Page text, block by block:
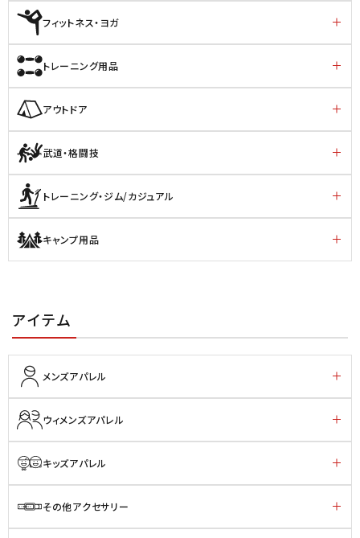
フィットネス・ヨガ
トレーニング用品
アウトドア
武道・格闘技
トレーニング・ジム/カジュアル
キャンプ用品
アイテム
メンズアパレル
ウィメンズアパレル
キッズアパレル
その他アクセサリー